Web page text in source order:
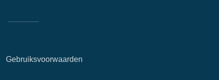
Gebruiksvoorwaarden